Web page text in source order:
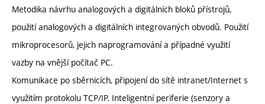
Metodika návrhu analogových a digitálních bloků přístrojů,
použití analogových a digitálních integrovaných obvodů. Použití
mikroprocesorů, jejich naprogramování a případné využití
vazby na vnější počítač PC.
Komunikace po sběrnicích, připojení do sítě intranet/Internet s
využitím protokolu TCP/IP. Inteligentní periferie (senzory a